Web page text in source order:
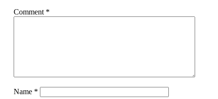
Comment *
Name *